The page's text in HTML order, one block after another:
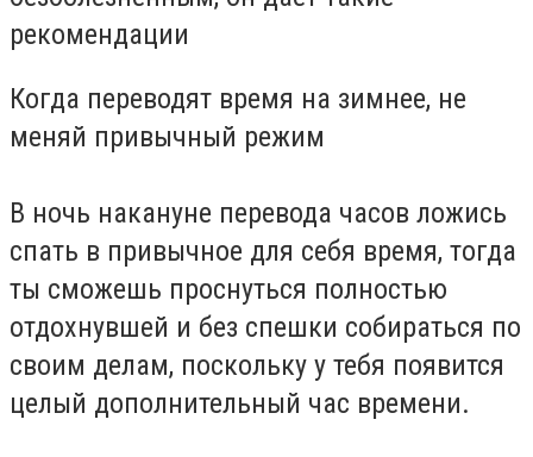
рекомендации
Когда переводят время на зимнее, не
меняй привычный режим
В ночь накануне перевода часов ложись
спать в привычное для себя время, тогда
ты сможешь проснуться полностью
отдохнувшей и без спешки собираться по
своим делам, поскольку у тебя появится
целый дополнительный час времени.